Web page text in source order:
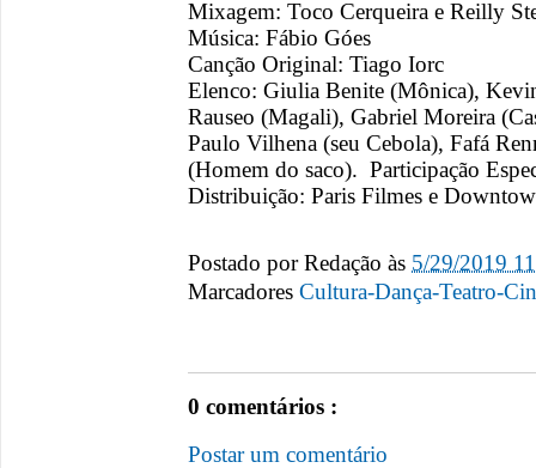
Mixagem: Toco Cerqueira e Reilly
Música: Fábio Góes
Canção Original: Tiago Iorc
Elenco: Giulia Benite (Mônica),
Rauseo (Magali), Gabriel Moreira
Paulo Vilhena (seu Cebola), Fafá
(Homem do saco). Participação
Distribuição: Paris Filmes e
Postado porRedação às 5/29/2019
Marcadores Cultura-Dança-Teatro-
0 comentários :
Postar um comentário